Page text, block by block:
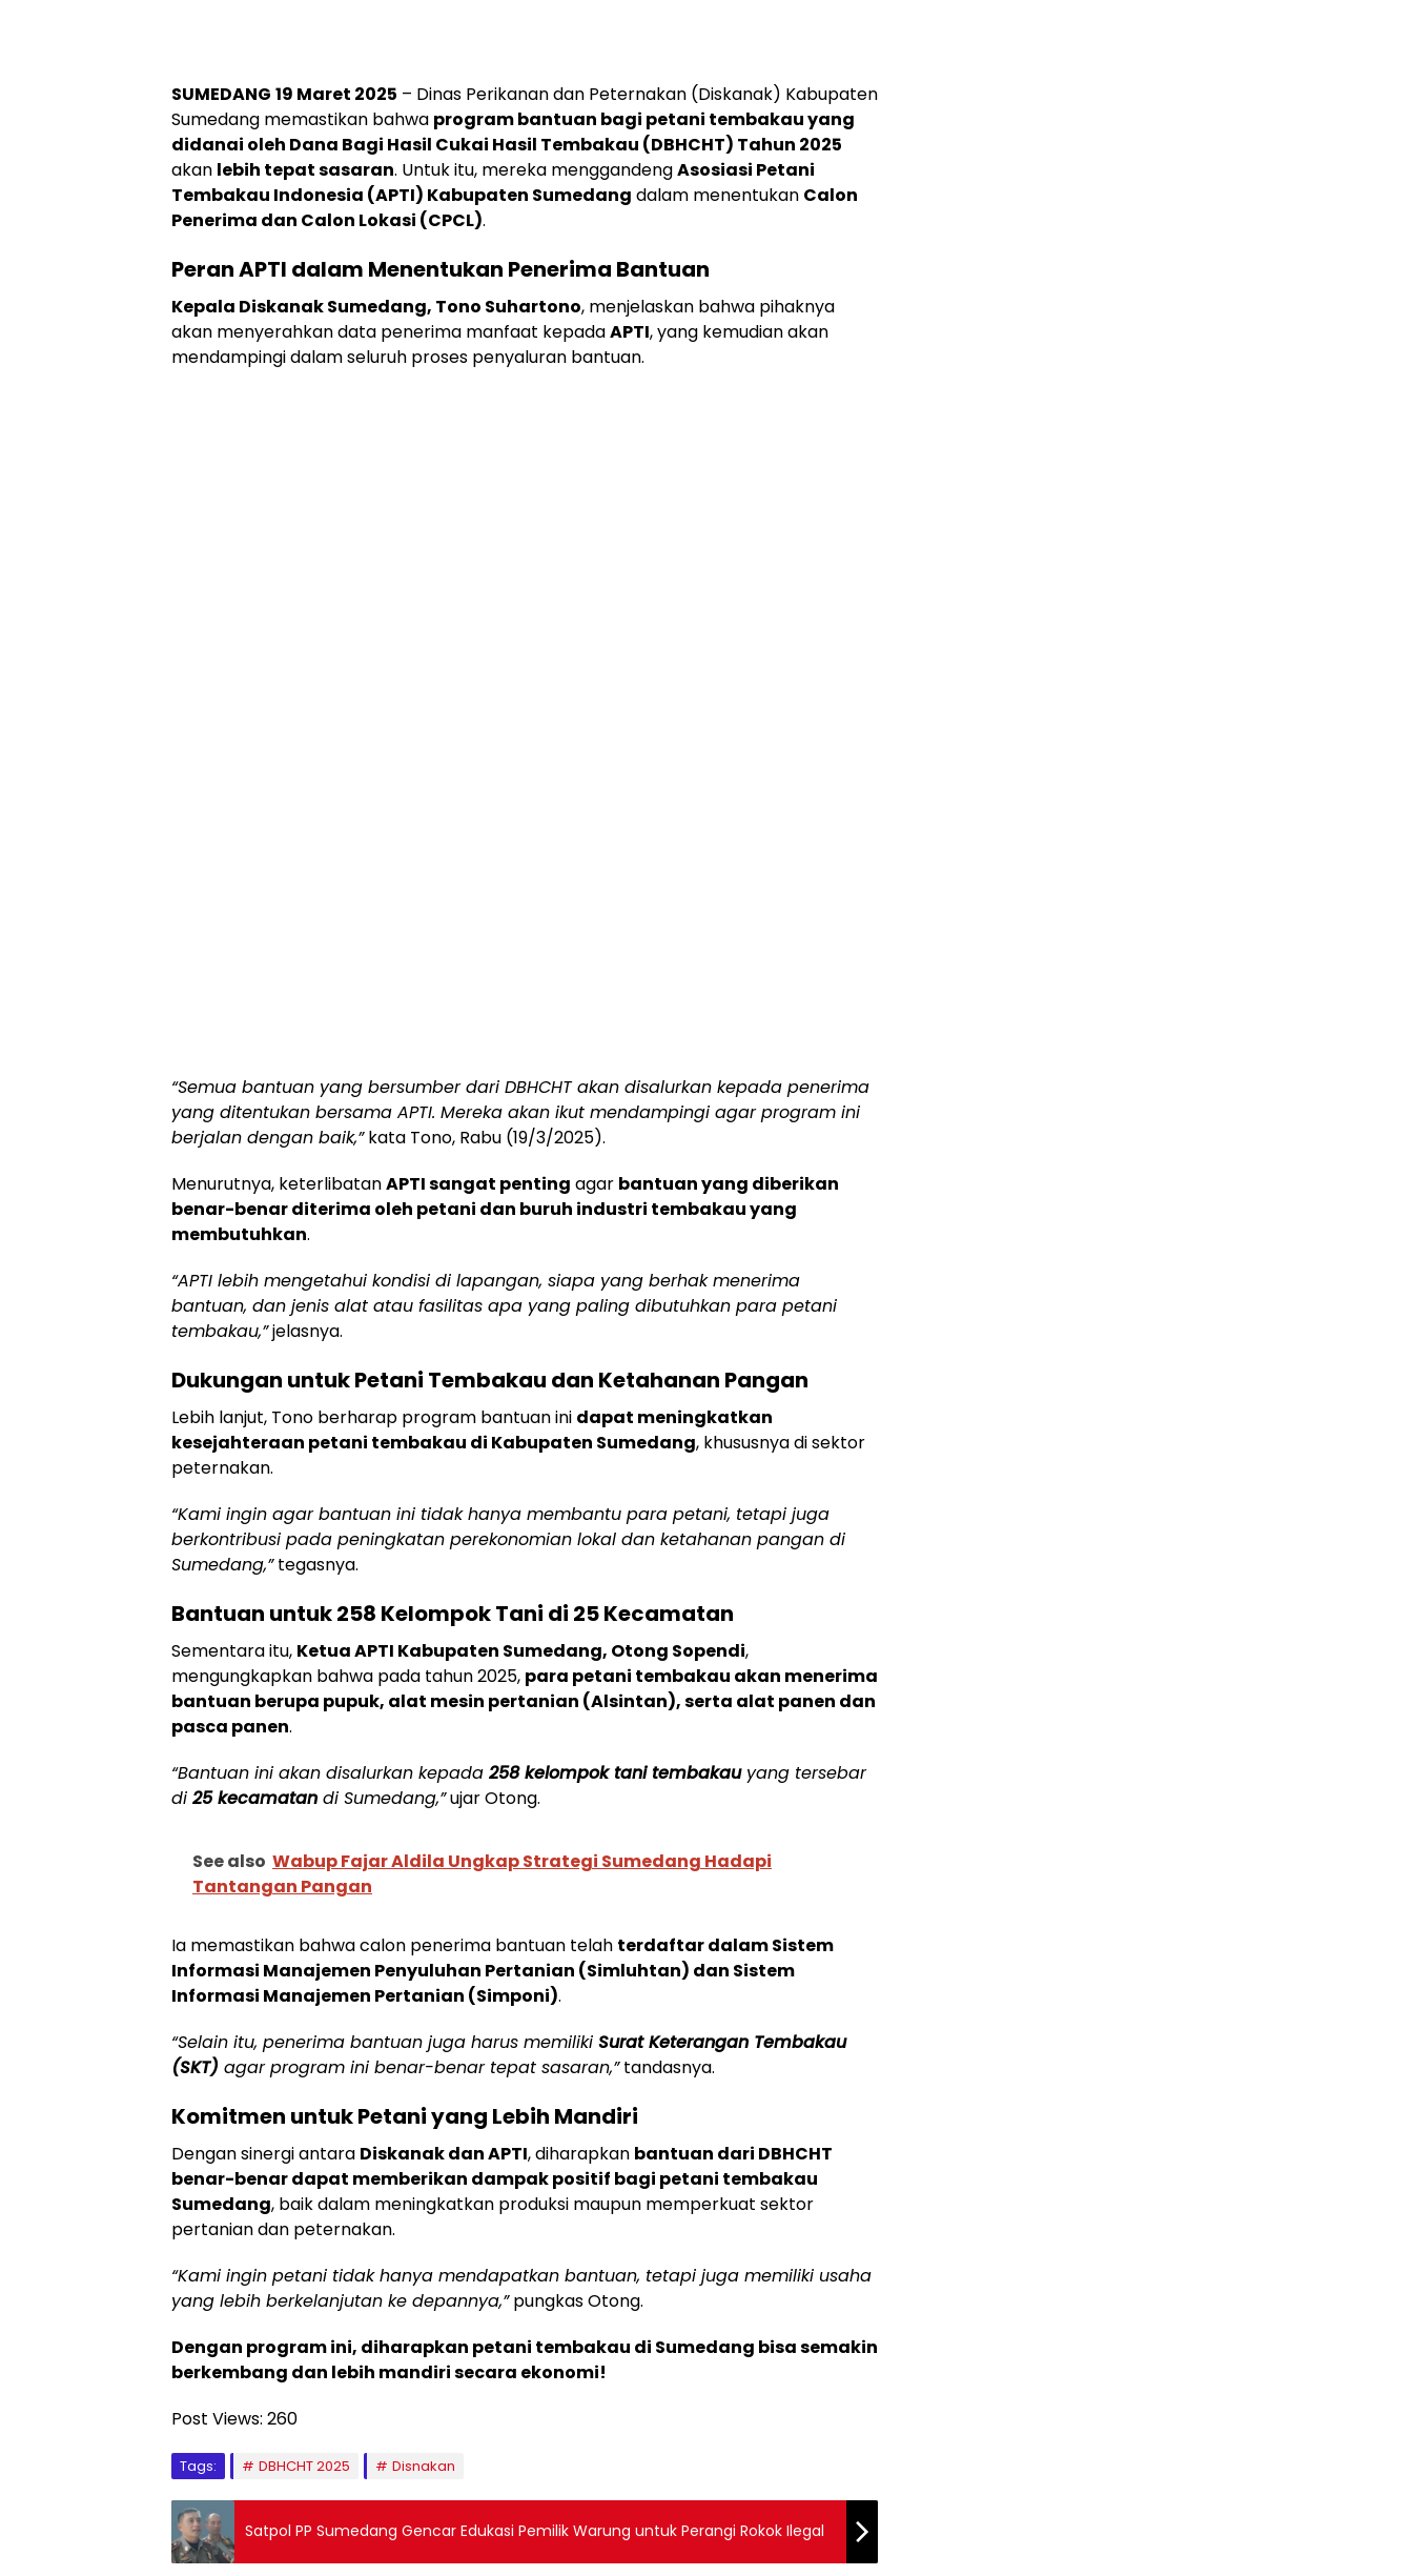
SUMEDANG 19 Maret 2025 – Dinas Perikanan dan Peternakan (Diskanak) Kabupaten
Sumedang memastikan bahwa program bantuan bagi petani tembakau yang
didanai oleh Dana Bagi Hasil Cukai Hasil Tembakau (DBHCHT) Tahun 2025
akan lebih tepat sasaran. Untuk itu, mereka menggandengAsosiasi Petani
Tembakau Indonesia (APTI) Kabupaten Sumedang dalam menentukan Calon
Penerima dan Calon Lokasi (CPCL).
Peran APTI dalam Menentukan Penerima Bantuan
Kepala Diskanak Sumedang, Tono Suhartono, menjelaskan bahwa pihaknya
akan menyerahkan data penerima manfaat kepadaAPTI, yang kemudian akan
mendampingi dalam seluruh proses penyaluran bantuan.
“Semua bantuan yang bersumber dari DBHCHT akan disalurkan kepada penerima
yang ditentukan bersama APTI. Mereka akan ikut mendampingi agar program ini
berjalan dengan baik,”kata Tono, Rabu (19/3/2025).
Menurutnya, keterlibatanAPTI sangat penting agar bantuan yang diberikan
benar-benar diterima oleh petani dan buruh industri tembakau yang
membutuhkan.
“APTI lebih mengetahui kondisi di lapangan, siapa yang berhak menerima
bantuan, dan jenis alat atau fasilitas apa yang paling dibutuhkan para petani
tembakau,”jelasnya.
Dukungan untuk Petani Tembakau dan Ketahanan Pangan
Lebih lanjut, Tono berharap program bantuan ini dapat meningkatkan
kesejahteraan petani tembakau di Kabupaten Sumedang, khususnya di sektor
peternakan.
“Kami ingin agar bantuan ini tidak hanya membantu para petani, tetapi juga
berkontribusi pada peningkatan perekonomian lokal dan ketahanan pangan di
Sumedang,”tegasnya.
Bantuan untuk 258 Kelompok Tani di 25 Kecamatan
Sementara itu, Ketua APTI Kabupaten Sumedang, Otong Sopendi,
mengungkapkan bahwa pada tahun 2025, para petani tembakau akan menerima
bantuan berupa pupuk, alat mesin pertanian (Alsintan), serta alat panen dan
pasca panen.
“Bantuan ini akan disalurkan kepada 258 kelompok tani tembakauyang tersebar
di 25 kecamatan di Sumedang,”ujar Otong.
See also Wabup Fajar Aldila Ungkap Strategi Sumedang Hadapi
Tantangan Pangan
Ia memastikan bahwa calon penerima bantuan telah terdaftar dalam Sistem
Informasi Manajemen Penyuluhan Pertanian (Simluhtan) dan Sistem
Informasi Manajemen Pertanian (Simponi).
“Selain itu, penerima bantuan juga harus memiliki Surat Keterangan Tembakau
(SKT) agar program ini benar-benar tepat sasaran,”tandasnya.
Komitmen untuk Petani yang Lebih Mandiri
Dengan sinergi antara Diskanak dan APTI, diharapkan bantuan dari DBHCHT
benar-benar dapat memberikan dampak positif bagi petani tembakau
Sumedang, baik dalam meningkatkan produksi maupun memperkuat sektor
pertanian dan peternakan.
“Kami ingin petani tidak hanya mendapatkan bantuan, tetapi juga memiliki usaha
yang lebih berkelanjutan ke depannya,”pungkas Otong.
Dengan program ini, diharapkan petani tembakau di Sumedang bisa semakin
berkembang dan lebih mandiri secara ekonomi!
Post Views: 260
Tags: DBHCHT 2025 Disnakan
Satpol PP Sumedang Gencar Edukasi Pemilik Warung untuk Perangi Rokok Ilegal